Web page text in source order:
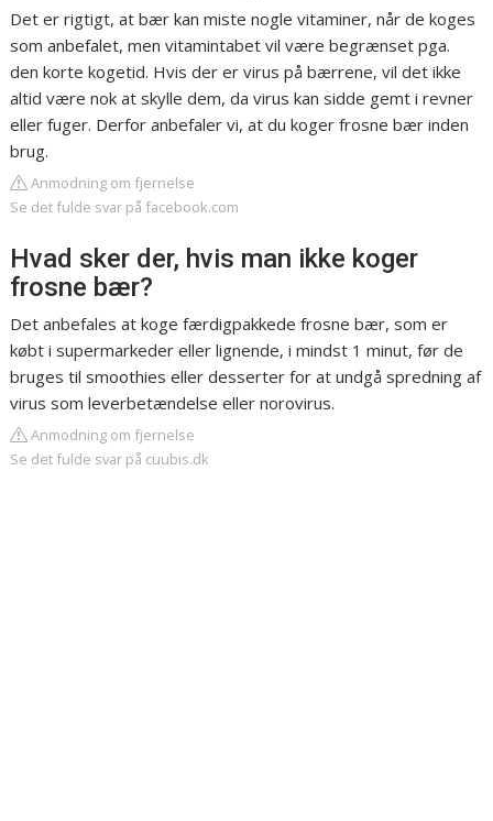
Det er rigtigt, at bær kan miste nogle vitaminer, når de koges
som anbefalet, men vitamintabet vil være begrænset pga.
den korte kogetid. Hvis der er virus på bærrene, vil det ikke
altid være nok at skylle dem, da virus kan sidde gemt i revner
eller fuger. Derfor anbefaler vi, at du koger frosne bær inden
brug.
Anmodning om fjernelse
Se det fulde svar på facebook.com
Hvad sker der, hvis man ikke koger
frosne bær?
Det anbefales at koge færdigpakkede frosne bær, som er
købt i supermarkeder eller lignende, i mindst 1 minut, før de
bruges til smoothies eller desserter for at undgå spredning af
virus som leverbetændelse eller norovirus.
Anmodning om fjernelse
Se det fulde svar på cuubis.dk